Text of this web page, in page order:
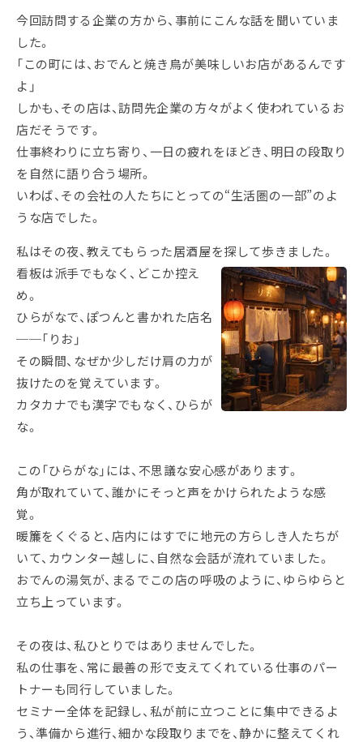
今回訪問する企業の方から、事前にこんな話を聞いていま
した。
「この町には、おでんと焼き鳥が美味しいお店があるんです
よ」
しかも、その店は、訪問先企業の方々がよく使われているお
店だそうです。
仕事終わりに立ち寄り、一日の疲れをほどき、明日の段取り
を自然に語り合う場所。
いわば、その会社の人たちにとっての“生活圏の一部”のよ
うな店でした。
私はその夜、教えてもらった居酒屋を探して歩きました。
看板は派手でもなく、どこか控え
め。
ひらがなで、ぽつんと書かれた店名
──「りお」
その瞬間、なぜか少しだけ肩の力が
抜けたのを覚えています。
カタカナでも漢字でもなく、ひらが
な。
この「ひらがな」には、不思議な安心感があります。
角が取れていて、誰かにそっと声をかけられたような感
覚。
暖簾をくぐると、店内にはすでに地元の方らしき人たちが
いて、カウンター越しに、自然な会話が流れていました。
おでんの湯気が、まるでこの店の呼吸のように、ゆらゆらと
立ち上っています。
その夜は、私ひとりではありませんでした。
私の仕事を、常に最善の形で支えてくれている仕事のパー
トナーも同行していました。
セミナー全体を記録し、私が前に立つことに集中できるよ
う、準備から進行、細かな段取りまでを、静かに整えてくれ